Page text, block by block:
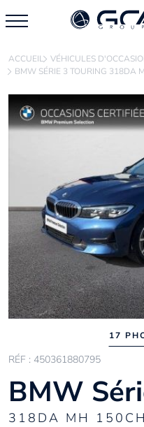
ACCUEIL VÉHICULES
BMW SÉRIE 3 TOURING 318DA
17
RÉF : 450361880795
BMW
318DA MH